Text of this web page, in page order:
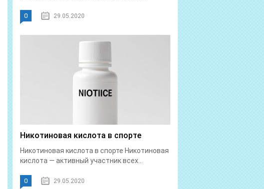
0 29.05.2020
Никотиновая кислота в спорте
Никотиновая кислота в спорте Никотиновая
кислота — активный участник всех...
0 29.05.2020